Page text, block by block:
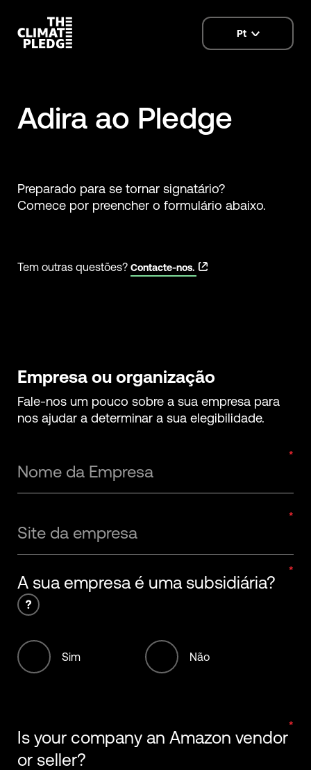
language
Pt
Adira ao Pledge
Preparado para se tornar signatário?
Comece por preencher o formulário abaixo.
Tem outras questões? Contacte-nos.
Empresa ou organização
Fale-nos um pouco sobre a sua empresa para
nos ajudar a determinar a sua elegibilidade.
Nome da Empresa
Site da empresa
A sua empresa é uma subsidiária?
Sim Não
Is your company an Amazon vendor
or seller?